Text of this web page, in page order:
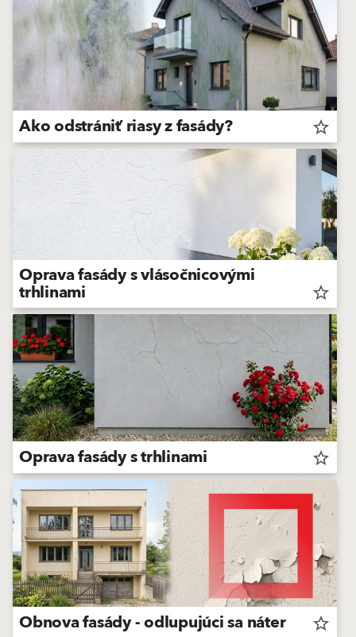
Ako odstrániť riasy z fasády? star_border
Oprava fasády s vlásočnicovými
trhlinami star_border
Oprava fasády s trhlinami star_border
Obnova fasády - odlupujúci sa náter star_border